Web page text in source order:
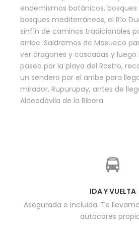
endemismos botánicos,
bosques mediterráneos, el Río
sinfín de caminos tradicionales
arribe. Saldremos de Masueco
ver dragones y cascadas y
paseo por la playa del Rostro,
un sendero por el arribe para
mirador, Rupurupay, antes de
Aldeadávila de la Ribera.
IDA Y VUELTA
Asegurada e incluida. Te
autocares